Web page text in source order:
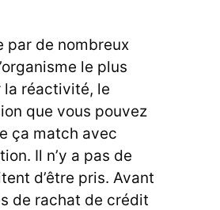
par de nombreux
le plus
la réactivité, le
que vous pouvez
ça match avec
Il n’y a pas de
d’être pris. Avant
de rachat de crédit